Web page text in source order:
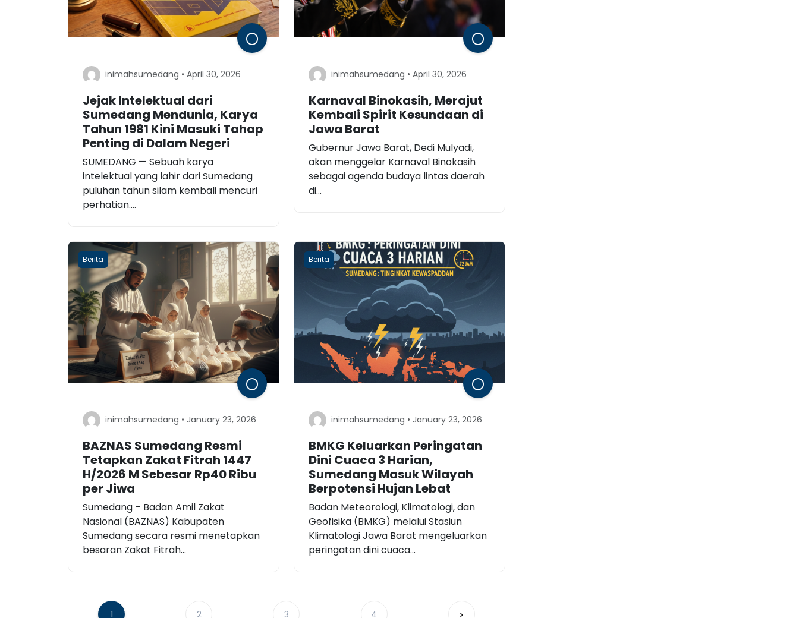
inimahsumedang • April 30, 2026
Jejak Intelektual dari
Sumedang Mendunia, Karya
Tahun 1981 Kini Masuki Tahap
Penting di Dalam Negeri
SUMEDANG — Sebuah karya
intelektual yang lahir dari Sumedang
puluhan tahun silam kembali mencuri
perhatian....
inimahsumedang • April 30, 2026
Karnaval Binokasih, Merajut
Kembali Spirit Kesundaan di
Jawa Barat
Gubernur Jawa Barat, Dedi Mulyadi,
akan menggelar Karnaval Binokasih
sebagai agenda budaya lintas daerah
di...
Berita
inimahsumedang • January 23, 2026
BAZNAS Sumedang Resmi
Tetapkan Zakat Fitrah 1447
H/2026 M Sebesar Rp40 Ribu
per Jiwa
Sumedang – Badan Amil Zakat
Nasional (BAZNAS) Kabupaten
Sumedang secara resmi menetapkan
besaran Zakat Fitrah...
Berita
inimahsumedang • January 23, 2026
BMKG Keluarkan Peringatan
Dini Cuaca 3 Harian,
Sumedang Masuk Wilayah
Berpotensi Hujan Lebat
Badan Meteorologi, Klimatologi, dan
Geofisika (BMKG) melalui Stasiun
Klimatologi Jawa Barat mengeluarkan
peringatan dini cuaca...
1 2 3 4